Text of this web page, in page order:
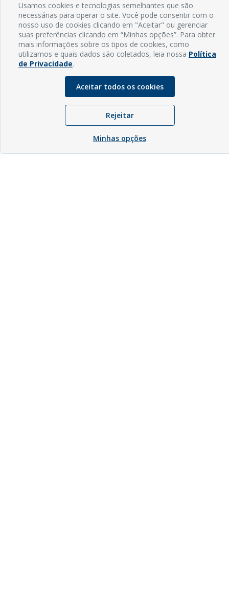
Usamos cookies e tecnologias semelhantes que são
necessárias para operar o site. Você pode consentir com o
nosso uso de cookies clicando em "Aceitar" ou gerenciar
suas preferências clicando em “Minhas opções”. Para obter
mais informações sobre os tipos de cookies, como
utilizamos e quais dados são coletados, leia nossa Política
de Privacidade.
Aceitar todos os cookies
Rejeitar
Minhas opções